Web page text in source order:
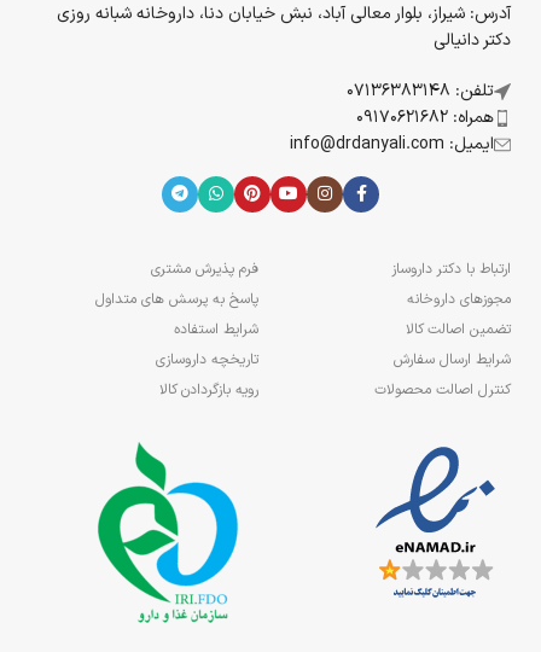
آدرس: شیراز، بلوار معالی آباد، نبش خیابان دنا، داروخانه شبانه روزی
دکتر دانیالی
تلفن: 07136383148
همراه: 09170621682
ایمیل: info@drdanyali.com
ارتباط با دکتر داروساز
مجوزهای داروخانه
تضمین اصالت کالا
شرایط ارسال سفارش
کنترل اصالت محصولات
فرم پذیرش مشتری
پاسخ به پرسش های متداول
شرایط استفاده
تاریخچه داروسازی
رویه بازگردادن کالا